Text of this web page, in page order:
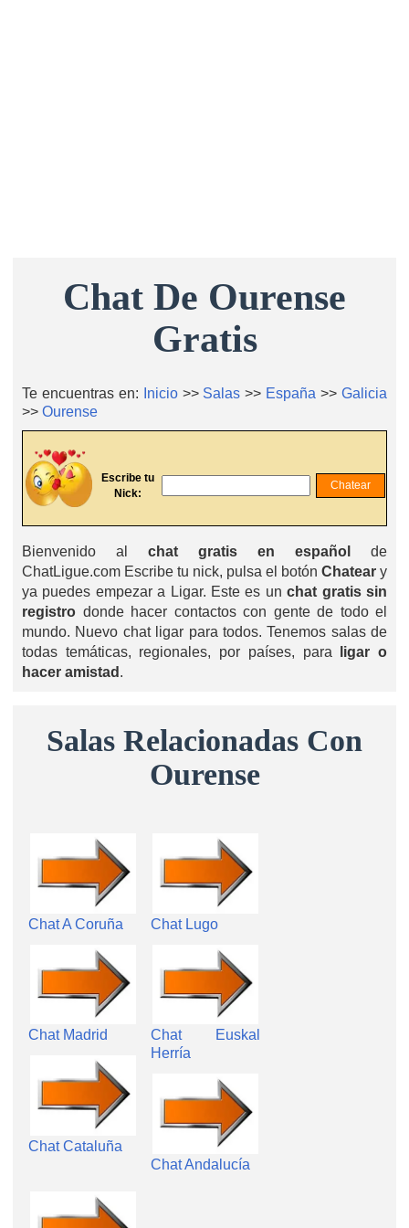
Chat De Ourense
Gratis
Te encuentras en: Inicio>> Salas >> España >>Galicia
>> Ourense
Escribe tu
Nick:
Bienvenido al chat gratis en español
de
ChatLigue.com Escribe tu nick, pulsa el botón Chatear y
ya puedes empezar a Ligar. Este es unchat gratis sin
registro donde hacer contactos con gente de todo el
mundo. Nuevo chat ligar para todos. Tenemos salas de
todas temáticas, regionales, por países, para
ligar o
hacer amistad .
Salas Relacionadas Con
Ourense
Chat A Coruña
Chat Madrid
Chat Cataluña
Chat Lugo
Chat Euskal
Herría
Chat Andalucía